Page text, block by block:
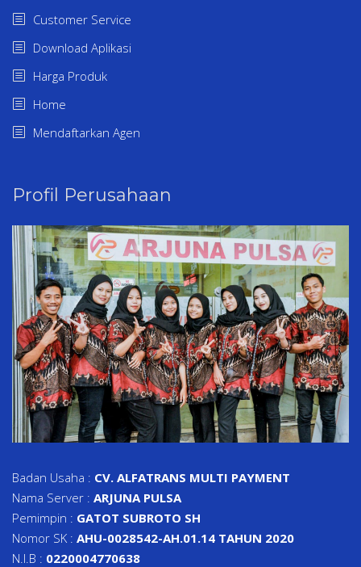
Customer Service
Download Aplikasi
Harga Produk
Home
Mendaftarkan Agen
Profil Perusahaan
Badan Usaha : CV. ALFATRANS MULTI PAYMENT
Nama Server : ARJUNA PULSA
Pemimpin : GATOT SUBROTO SH
Nomor SK : AHU-0028542-AH.01.14 TAHUN 2020
N.I.B : 0220004770638